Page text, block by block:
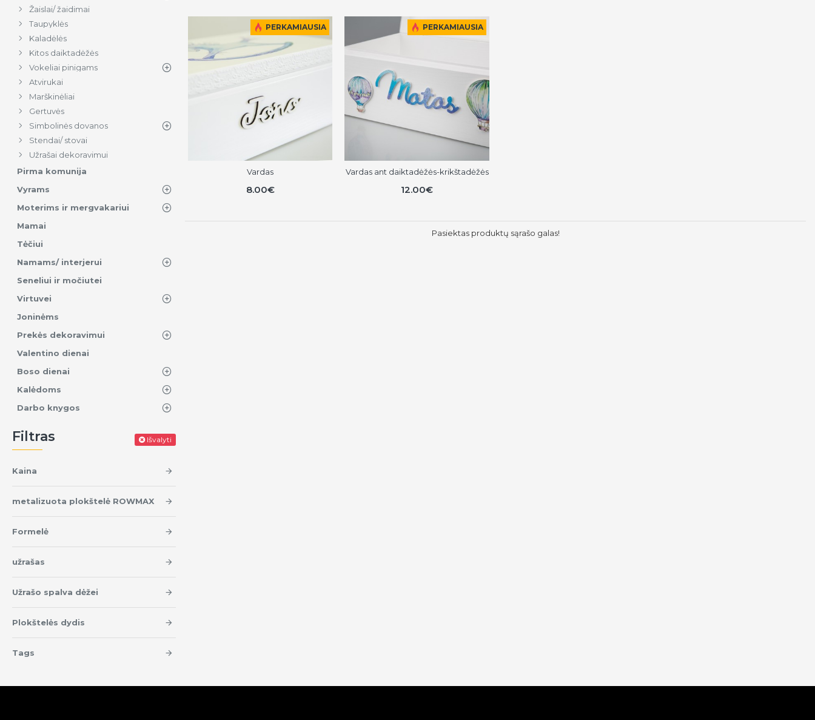
Žaislai/ žaidimai
Taupyklės
Kaladėlės
Kitos daiktadėžės
Vokeliai pinigams
Atvirukai
Marškinėliai
Gertuvės
Simbolinės dovanos
Stendai/ stovai
Užrašai dekoravimui
Pirma komunija
Vyrams
Moterims ir mergvakariui
Mamai
Tėčiui
Namams/ interjerui
Seneliui ir močiutei
Virtuvei
Joninėms
Prekės dekoravimui
Valentino dienai
Boso dienai
Kalėdoms
Darbo knygos
Filtras Išvalyti
Kaina
metalizuota plokštelė ROWMAX
Formelė
užrašas
Užrašo spalva dėžei
Plokštelės dydis
Tags
PERKAMIAUSIA
Vardas
8.00€
PERKAMIAUSIA
Vardas ant daiktadėžės-krikštadėžės
12.00€
Pasiektas produktų sąrašo galas!